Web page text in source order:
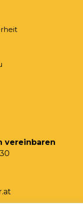
vereinbaren